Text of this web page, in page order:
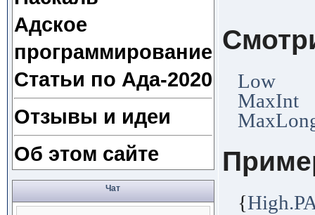
Адское
программирование
Статьи по Ада-2020
Отзывы и идеи
Об этом сайте
Чат
Low
MaxInt
{